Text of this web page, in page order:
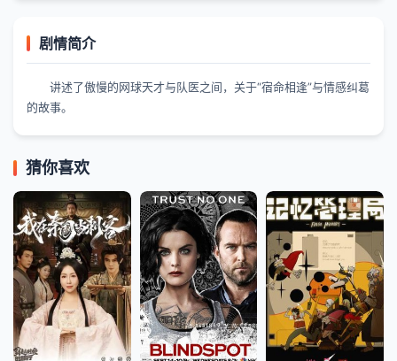
剧情简介
讲述了傲慢的网球天才与队医之间，关于“宿命相逢”与情感纠葛
的故事。
猜你喜欢